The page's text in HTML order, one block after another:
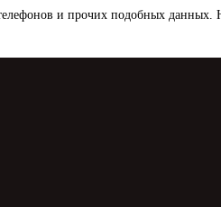
и прочих подобных данных.